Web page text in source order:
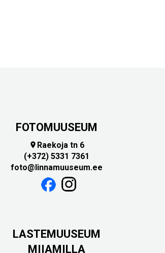
FOTOMUUSEUM
 Raekoja tn 6
(+372) 5331 7361
foto@linnamuuseum.ee
LASTEMUUSEUM
MIIAMILLA